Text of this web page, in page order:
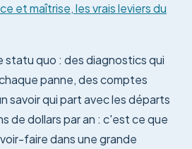
et maîtrise, les vrais leviers du
statu quo : des diagnostics qui
panne, des comptes
savoir qui part avec les départs
de dollars par an : c'est ce que
faire dans une grande